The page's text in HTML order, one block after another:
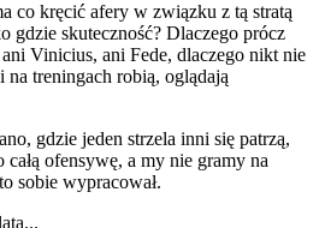
co kręcić afery w związku z tą stratą
gdzie skuteczność? Dlaczego prócz
Vinicius, ani Fede, dlaczego nikt nie
treningach robią, oglądają
gdzie jeden strzela inni się patrzą,
całą ofensywę, a my nie gramy na
sobie wypracował.